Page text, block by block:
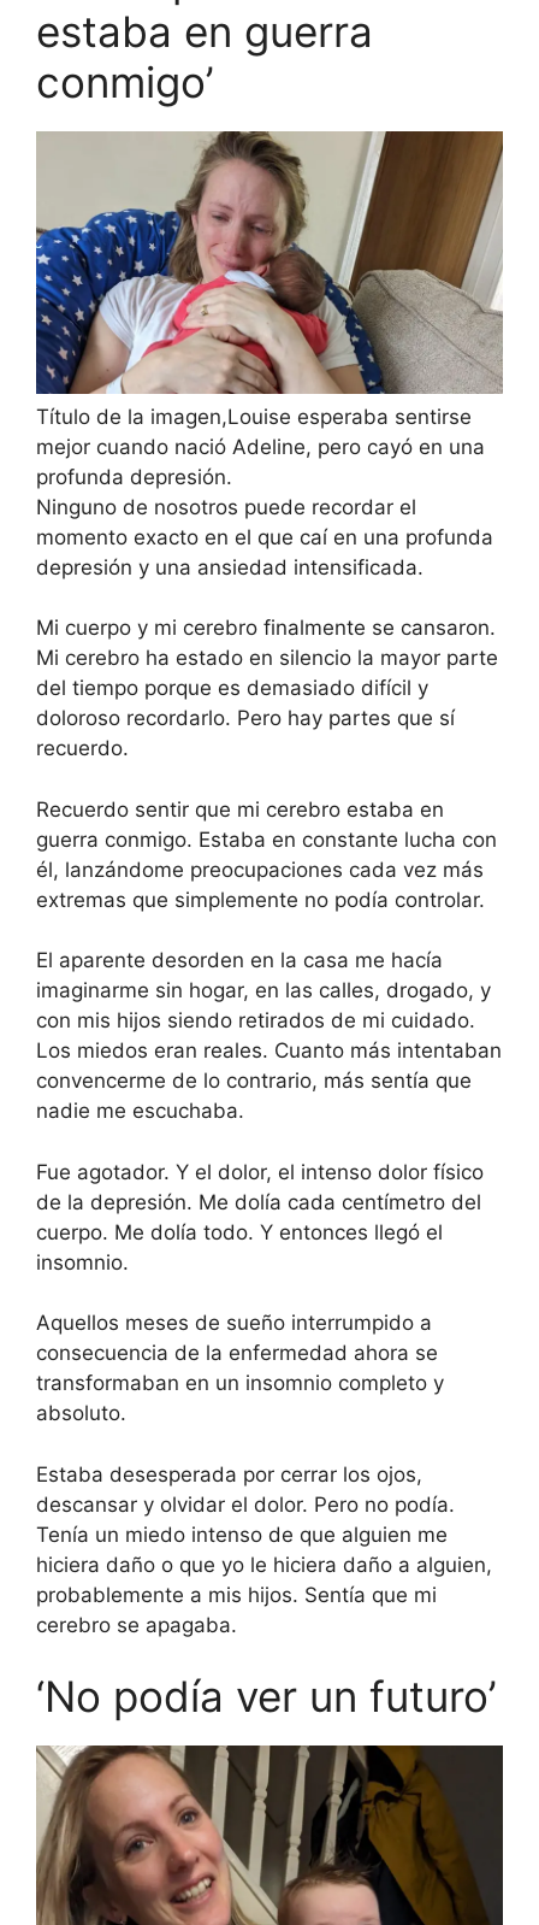
estaba en guerra
conmigo’
Título de la imagen,Louise esperaba sentirse
mejor cuando nació Adeline, pero cayó en una
profunda depresión.
Ninguno de nosotros puede recordar el
momento exacto en el que caí en una profunda
depresión y una ansiedad intensificada.
Mi cuerpo y mi cerebro finalmente se cansaron.
Mi cerebro ha estado en silencio la mayor parte
del tiempo porque es demasiado difícil y
doloroso recordarlo. Pero hay partes que sí
recuerdo.
Recuerdo sentir que mi cerebro estaba en
guerra conmigo. Estaba en constante lucha con
él, lanzándome preocupaciones cada vez más
extremas que simplemente no podía controlar.
El aparente desorden en la casa me hacía
imaginarme sin hogar, en las calles, drogado, y
con mis hijos siendo retirados de mi cuidado.
Los miedos eran reales. Cuanto más intentaban
convencerme de lo contrario, más sentía que
nadie me escuchaba.
Fue agotador. Y el dolor, el intenso dolor físico
de la depresión. Me dolía cada centímetro del
cuerpo. Me dolía todo. Y entonces llegó el
insomnio.
Aquellos meses de sueño interrumpido a
consecuencia de la enfermedad ahora se
transformaban en un insomnio completo y
absoluto.
Estaba desesperada por cerrar los ojos,
descansar y olvidar el dolor. Pero no podía.
Tenía un miedo intenso de que alguien me
hiciera daño o que yo le hiciera daño a alguien,
probablemente a mis hijos. Sentía que mi
cerebro se apagaba.
‘No podía ver un futuro’